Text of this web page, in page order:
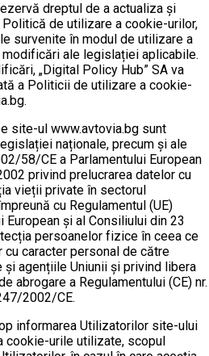
dreptul de a actualiza și
de utilizare a cookie-urilor,
survenite în modul de utilizare a
ale legislației aplicabile.
„Digital Policy Hub” SA va
a Politicii de utilizare a cookie-
site-ul www.avtovia.bg sunt
naționale, precum și ale
58/CE a Parlamentului European
privind prelucrarea datelor cu
vieții private în sectorul
cu Regulamentul (UE)
și al Consiliului din 23
persoanelor fizice în ceea ce
caracter personal de către
agențiile Uniunii și privind libera
abrogare a Regulamentului (CE) nr.
2002/CE.
informarea Utilizatorilor site-ului
cookie-urile utilizate, scopul